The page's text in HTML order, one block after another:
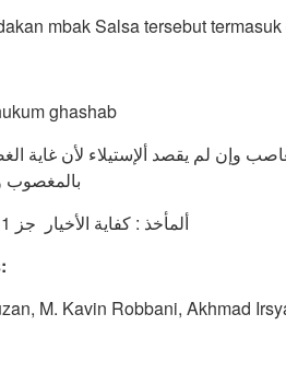
mbak Salsa tersebut
ghashab
وإن لم يقصد ألإستيلاء لأن غاية
بالمغصوب
ألمأخذ : كفاية الأخيار جز 1 صحيفة 238
M. Kavin Robbani, Akhmad